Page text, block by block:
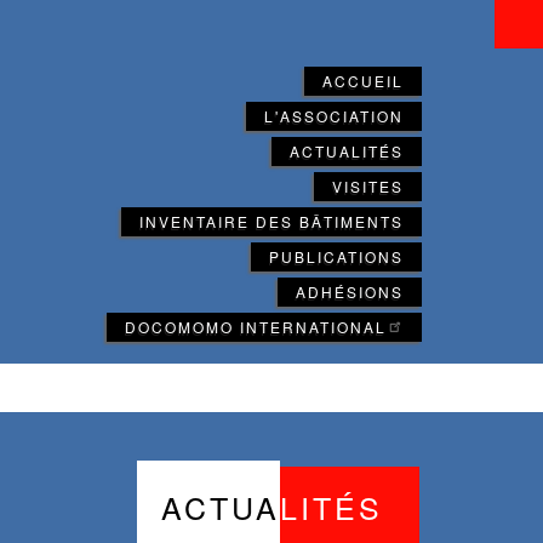
ACCUEIL
L'ASSOCIATION
ACTUALITÉS
VISITES
INVENTAIRE DES BÂTIMENTS
PUBLICATIONS
ADHÉSIONS
DOCOMOMO INTERNATIONAL
ACTUALITÉS